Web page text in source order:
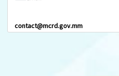
contact@mcrd.gov.mm